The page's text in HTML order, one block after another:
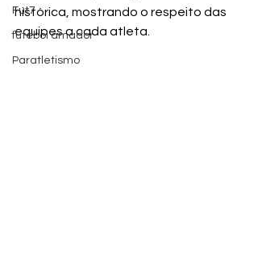
Fut7
futebol amador
Paratletismo
histórica, mostrando o respeito das
equipes a cada atleta.